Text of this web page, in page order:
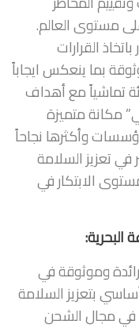
مستوى العالم.
القرارات
بما ينعكس ايجاباً
تماشياً مع أهداف
مكانة متميزة
وأكثرها نجاحاً
تعزيز السلامة
الابتكار في
وموثوقة في
بتعزيز السلامة
في مجال الشحن